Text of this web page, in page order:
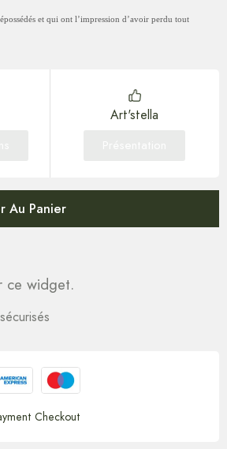
et qui ont l’impression d’avoir perdu tout
Art'stella
Au Panier
ce widget.
Checkout